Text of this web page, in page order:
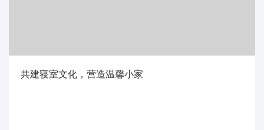
共建寝室文化，营造温馨小家